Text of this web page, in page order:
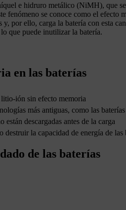
e hidruro metálico (NiMH), que
fenómeno se conoce como el
y, por ello, carga la batería con esta
que puede inutilizar la batería.
en las baterías
ión sin efecto memoria
más antiguas, como las
están descargadas antes de la carga
la capacidad de energía de las
de las baterías